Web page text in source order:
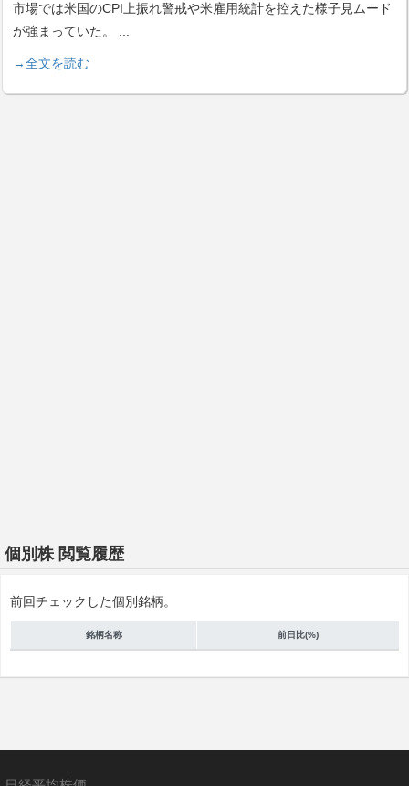
市場では米国のCPI上振れ警戒や米雇用統計を控えた様子見ムード
が強まっていた。
...
→全文を読む
個別株 閲覧履歴
前回チェックした個別銘柄。
銘柄名称 前日比(%)